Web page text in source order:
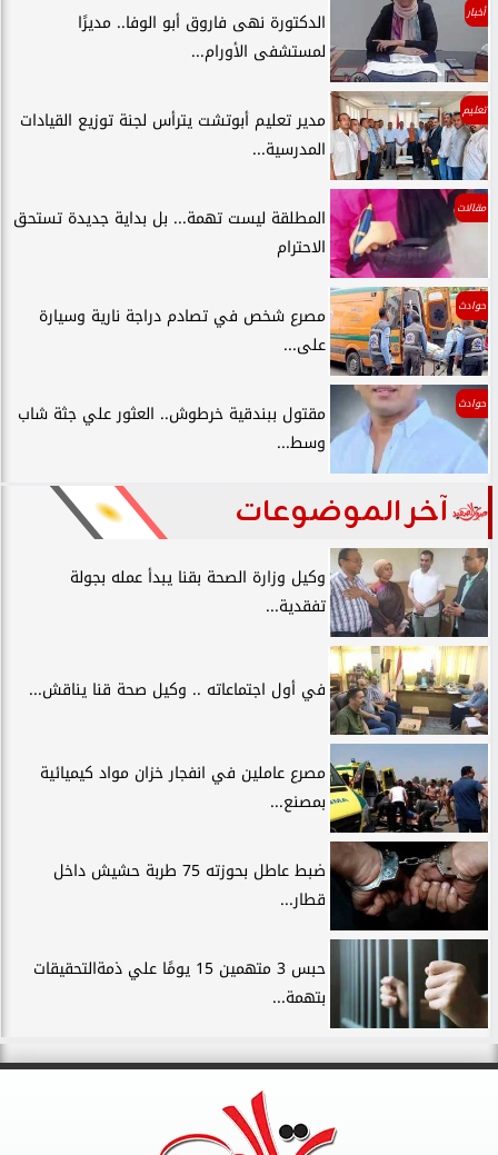
أخبار
الدكتورة نهى فاروق أبو الوفا.. مديرًا
لمستشفى الأورام...
تعليم
مدير تعليم أبوتشت يترأس لجنة توزيع القيادات
المدرسية...
مقالات
المطلقة ليست تهمة... بل بداية جديدة تستحق
الاحترام
حوادث
مصرع شخص في تصادم دراجة نارية وسيارة
على...
حوادث
مقتول ببندقية خرطوش.. العثور علي جثة شاب
وسط...
آخر الموضوعات
وكيل وزارة الصحة بقنا يبدأ عمله بجولة
تفقدية...
في أول اجتماعاته .. وكيل صحة قنا يناقش...
مصرع عاملين في انفجار خزان مواد كيميائية
بمصنع...
ضبط عاطل بحوزته 75 طربة حشيش داخل
قطار...
حبس 3 متهمين 15 يومًا علي ذمةالتحقيقات
بتهمة...